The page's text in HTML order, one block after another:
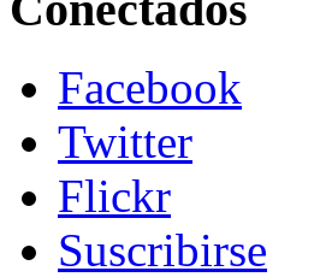
Facebook
Twitter
Flickr
Suscribirse